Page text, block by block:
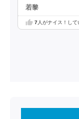
若黎
7人がナイス！して